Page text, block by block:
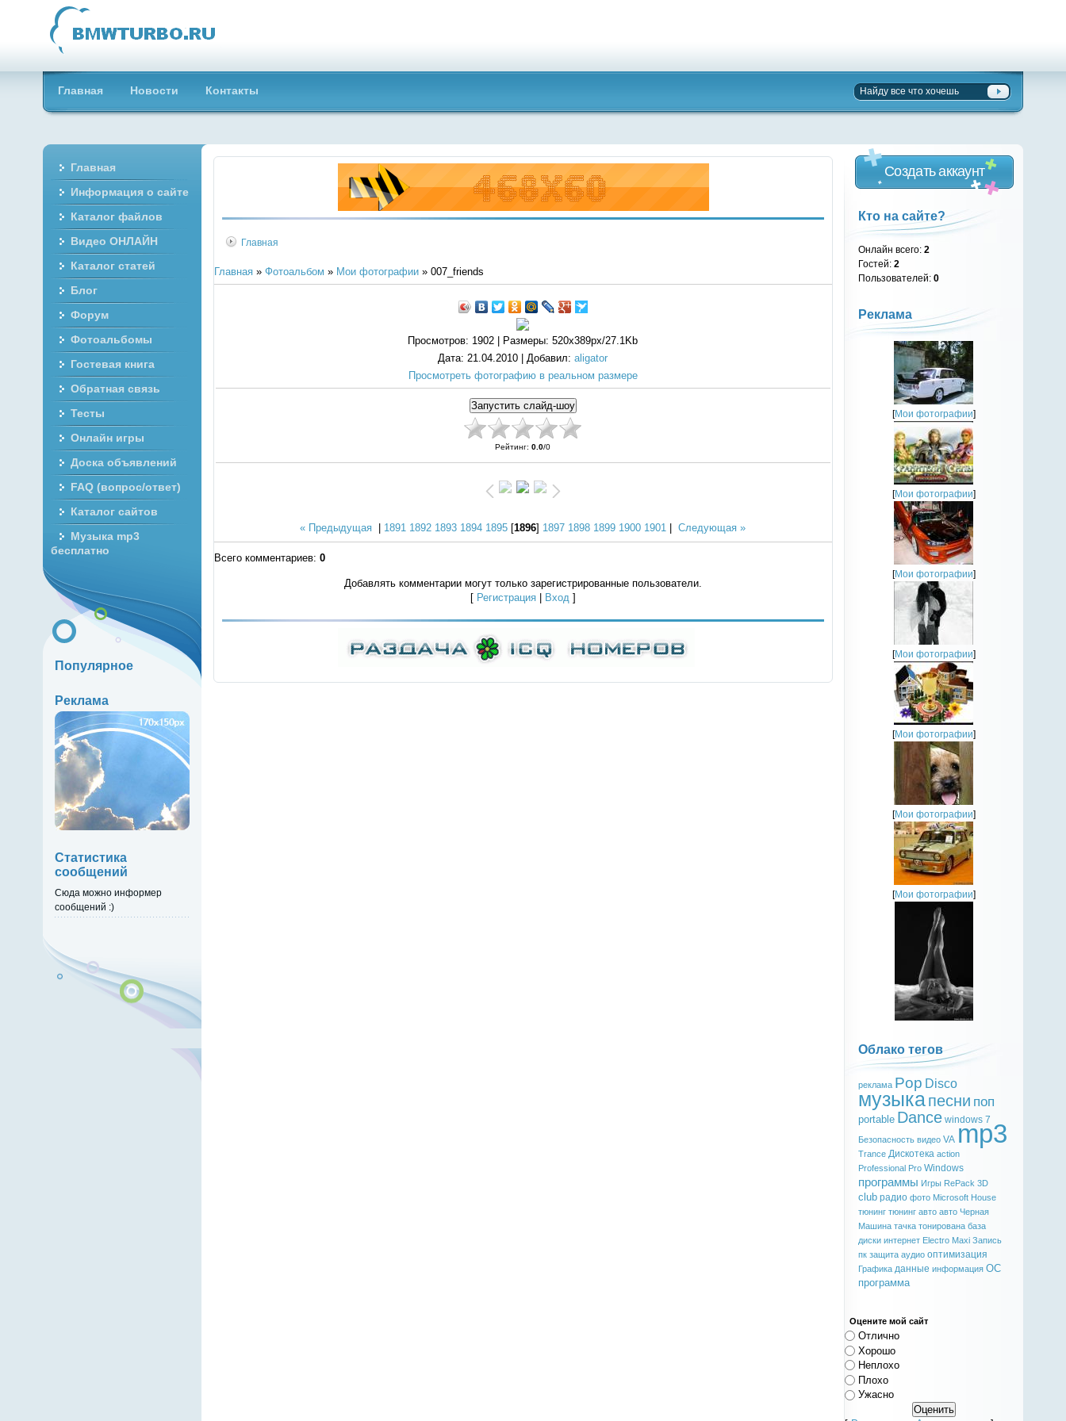
Главная Новости Контакты
Главная
Главная» Фотоальбом » Мои фотографии» 007_friends
Просмотров: 1902 | Размеры: 520x389px/27.1Kb
Дата: 21.04.2010 | Добавил:aligator
Просмотреть фотографию в реальном размере
Рейтинг:0.0/0
« Предыдущая | 1891 1892 1893 1894 1895 [1896] 1897 1898 1899 1900 1901 |Следующая »
Всего комментариев: 0
Добавлять комментарии могут только зарегистрированные пользователи.
[ Регистрация | Вход ]
Создать аккаунт
Кто на сайте?
Онлайн всего:2
Гостей:2
Пользователей:0
Реклама
[Мои фотографии]
[Мои фотографии]
[Мои фотографии]
[Мои фотографии]
[Мои фотографии]
[Мои фотографии]
[Мои фотографии]
Облако тегов
реклама Pop Disco
музыкапесни поп
portable Dance windows 7
Безопасность видео VA mp3
Trance Дискотека action
Professional Pro Windows
программы Игры RePack 3D
club радио фото Microsoft House
тюнинг тюнинг авто авто Черная
Машина тачка тонирована база
диски интернет Electro Maxi Запись
пк защита аудио оптимизация
Графика данные информация ОС
программа
Оцените мой сайт
Отлично
Хорошо
Неплохо
Плохо
Ужасно
Главная
Информация о сайте
Каталог файлов
Видео ОНЛАЙН
Каталог статей
Блог
Форум
Фотоальбомы
Гостевая книга
Обратная связь
Тесты
Онлайн игры
Доска объявлений
FAQ (вопрос/ответ)
Каталог сайтов
Музыка mp3
бесплатно
Популярное
Реклама
Статистика
сообщений
Сюда можно информер
сообщений :)